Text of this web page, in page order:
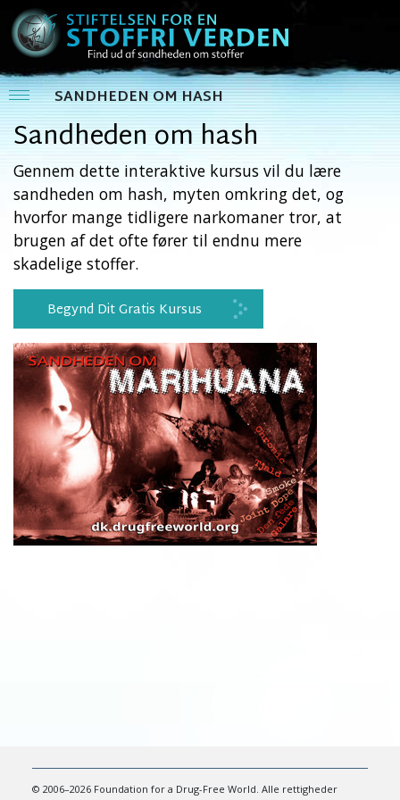
SANDHEDEN OM HASH
Sandheden om hash
Gennem dette interaktive kursus vil du lære
sandheden om hash, myten omkring det, og
hvorfor mange tidligere narkomaner tror, at
brugen af det ofte fører til endnu mere
skadelige stoffer.
Begynd Dit Gratis Kursus
© 2006–2026 Foundation for a Drug-Free World. Alle rettigheder